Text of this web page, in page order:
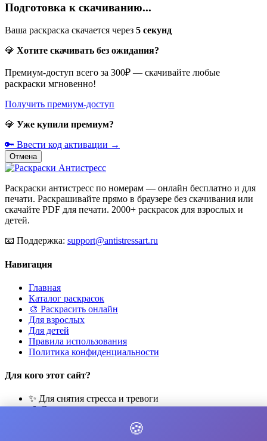
Подготовка к скачиванию...
Ваша раскраска скачается через 5 секунд
💎 Хотите скачивать без ожидания?
Премиум-доступ всего за 300₽ — скачивайте любые
раскраски мгновенно!
Получить премиум-доступ
💎 Уже купили премиум?
🔑 Ввести код активации →
Отмена
Раскраски антистресс по номерам — онлайн бесплатно и для
печати. Раскрашивайте прямо в браузере без скачивания или
скачайте PDF для печати. 2000+ раскрасок для взрослых и
детей.
📧 Поддержка: support@antistressart.ru
Навигация
Главная
Каталог раскрасок
🎨 Раскрасить онлайн
Для взрослых
Для детей
Правила использования
Политика конфиденциальности
Для кого этот сайт?
✨ Для снятия стресса и тревоги
🎨 Для развития креативности
🧘 Для медитации и расслабления
👨‍👩‍👧‍👦 Для семейного досуга
🍪